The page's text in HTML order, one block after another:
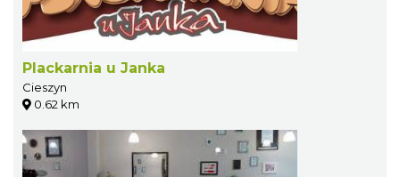
Plackarnia u Janka
Cieszyn
0.62 km